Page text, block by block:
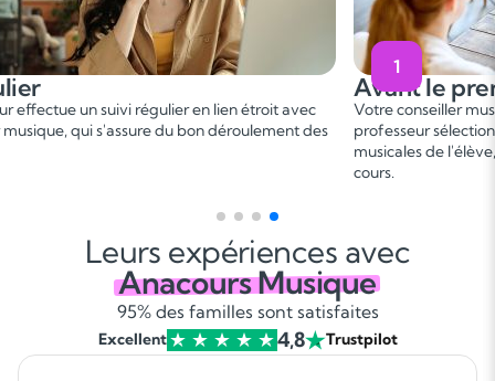
effectue un suivi régulier en lien étroit avec
qui s'assure du bon déroulement des
1
Avant le
Votre conseiller
professeur
musicales de
cours.
Leurs expériences avec
Anacours Musique
95% des familles sont satisfaites
Excellent 4,8 Trustpilot